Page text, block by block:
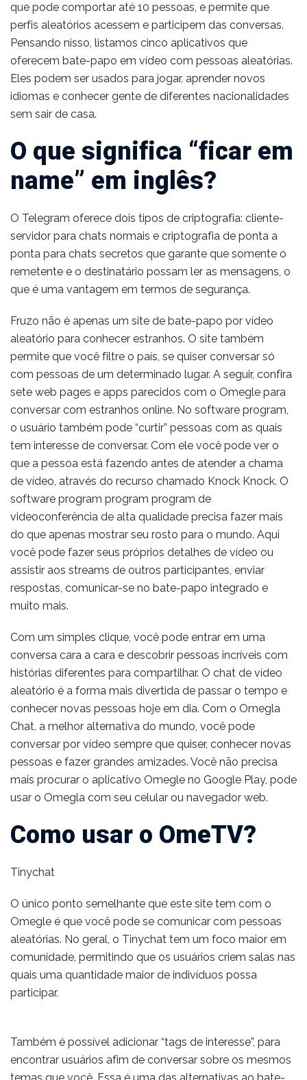
que pode comportar até 10 pessoas, e permite que
perfis aleatórios acessem e participem das conversas.
Pensando nisso, listamos cinco aplicativos que
oferecem bate-papo em vídeo com pessoas aleatórias.
Eles podem ser usados para jogar, aprender novos
idiomas e conhecer gente de diferentes nacionalidades
sem sair de casa.
O que significa “ficar em
name” em inglês?
O Telegram oferece dois tipos de criptografia: cliente-
servidor para chats normais e criptografia de ponta a
ponta para chats secretos que garante que somente o
remetente e o destinatário possam ler as mensagens, o
que é uma vantagem em termos de segurança.
Fruzo não é apenas um site de bate-papo por vídeo
aleatório para conhecer estranhos. O site também
permite que você filtre o país, se quiser conversar só
com pessoas de um determinado lugar. A seguir, confira
sete web pages e apps parecidos com o Omegle para
conversar com estranhos online. No software program,
o usuário também pode “curtir” pessoas com as quais
tem interesse de conversar. Com ele você pode ver o
que a pessoa está fazendo antes de atender a chama
de vídeo, através do recurso chamado Knock Knock. O
software program program program de
videoconferência de alta qualidade precisa fazer mais
do que apenas mostrar seu rosto para o mundo. Aqui
você pode fazer seus próprios detalhes de vídeo ou
assistir aos streams de outros participantes, enviar
respostas, comunicar-se no bate-papo integrado e
muito mais.
Com um simples clique, você pode entrar em uma
conversa cara a cara e descobrir pessoas incríveis com
histórias diferentes para compartilhar. O chat de vídeo
aleatório é a forma mais divertida de passar o tempo e
conhecer novas pessoas hoje em dia. Com o Omegla
Chat, a melhor alternativa do mundo, você pode
conversar por vídeo sempre que quiser, conhecer novas
pessoas e fazer grandes amizades. Você não precisa
mais procurar o aplicativo Omegle no Google Play, pode
usar o Omegla com seu celular ou navegador web.
Como usar o OmeTV?
Tinychat
O único ponto semelhante que este site tem com o
Omegle é que você pode se comunicar com pessoas
aleatórias. No geral, o Tinychat tem um foco maior em
comunidade, permitindo que os usuários criem salas nas
quais uma quantidade maior de indivíduos possa
participar.
Também é possível adicionar “tags de interesse”, para
encontrar usuários afim de conversar sobre os mesmos